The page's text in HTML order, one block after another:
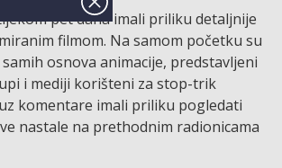
pet dana imali priliku detaljnije
filmom. Na samom početku su
osnova animacije, predstavljeni
i mediji korišteni za stop-trik
komentare imali priliku pogledati
nastale na prethodnim radionicama